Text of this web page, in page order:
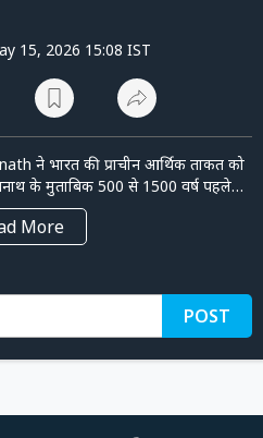
15, 2026 15:08 IST
ने भारत की प्राचीन आर्थिक ताकत को
के मुताबिक 500 से 1500 वर्ष पहले
लगभग 44 से 45 प्रतिशत थी। उन्होंने
नेटवर्क, मैन्युफैक्चरिंग क्षमता और
वजह बताया। इस वीडियो में जानिए क्या
महाशक्ति था? कैसे भारतीय
आर्थिक केंद्र बनाया? साथ ही
के आधार पर इस दावे का विश्लेषण। भारत
मैन्युफैक्चरिंग और सांस्कृतिक ताकत पर
इतिहास का एक नया नजरिया देगी।
More
POST